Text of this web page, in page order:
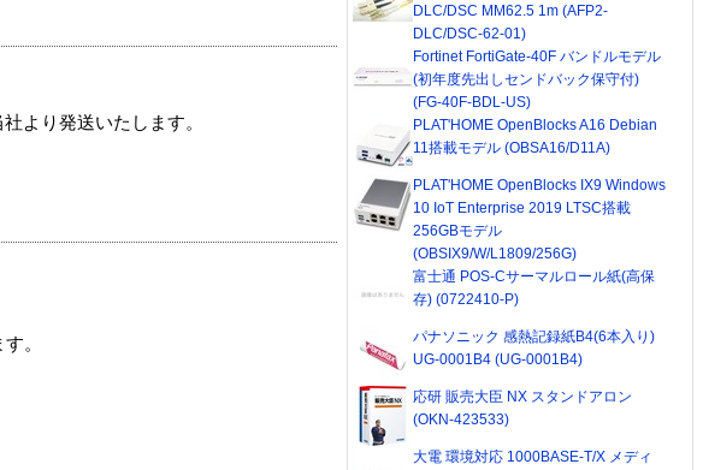
より発送いたします。
。
DLC/DSC MM62.5 1m (AFP2-
DLC/DSC-62-01)
Fortinet FortiGate-40F バンドルモデル
(初年度先出しセンドバック保守付)
(FG-40F-BDL-US)
PLAT'HOME OpenBlocks A16 Debian
11搭載モデル (OBSA16/D11A)
PLAT'HOME OpenBlocks IX9 Windows
10 IoT Enterprise 2019 LTSC搭載
256GBモデル
(OBSIX9/W/L1809/256G)
富士通 POS-Cサーマルロール紙(高保
存) (0722410-P)
パナソニック 感熱記録紙B4(6本入り)
UG-0001B4 (UG-0001B4)
応研 販売大臣 NX スタンドアロン
(OKN-423533)
大電 環境対応 1000BASE-T/X メディ